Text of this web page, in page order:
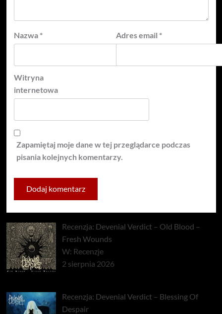
Nazwa * Adres email *
Witryna
internetowa
Zapamiętaj moje dane w tej przeglądarce podczas
pisania kolejnych komentarzy.
Recenzja: Devenial Verdict – Old Blood –
Fresh Wounds
W: Recenzje
2 sierpnia 2026
Recenzja: Devenial Verdict – Blessing Of
Despair